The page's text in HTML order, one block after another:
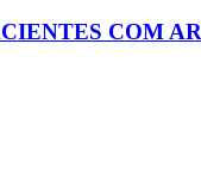
COM